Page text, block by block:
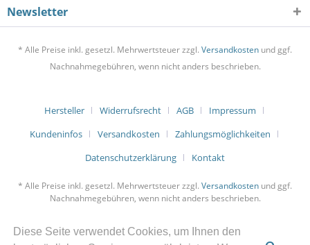
Diese Seite verwendet Cookies, um Ihnen den
Newsletter
* Alle Preise inkl. gesetzl. Mehrwertsteuer zzgl. Versandkosten und ggf.
Nachnahmegebühren, wenn nicht anders beschrieben.
Hersteller Widerrufsrecht AGB
Impressum
Kundeninfos
Versandkosten
Zahlungsmöglichkeiten
Datenschutzerklärung
Kontakt
* Alle Preise inkl. gesetzl. Mehrwertsteuer zzgl. Versandkosten und ggf.
Nachnahmegebühren, wenn nicht anders beschrieben.